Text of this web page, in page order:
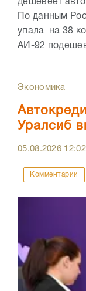
По данным
упала на 38
АИ-92
Экономика
Уралсиб
05.08.2026 12:02
Комментарии